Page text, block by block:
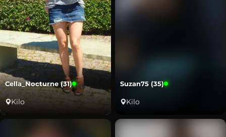
Cella_Nocturne (31)
Kilo
Suzan75 (35)
Kilo